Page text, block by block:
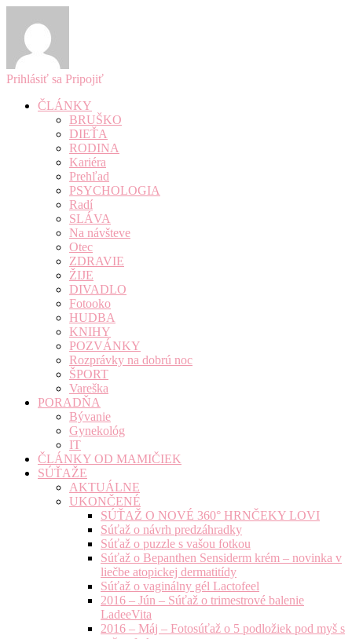
Prihlásiť sa Pripojiť
ČLÁNKY
BRUŠKO
DIEŤA
RODINA
Kariéra
Prehľad
PSYCHOLOGIA
Radí
SLÁVA
Na návšteve
Otec
ZDRAVIE
ŽIJE
DIVADLO
Fotooko
HUDBA
KNIHY
POZVÁNKY
Rozprávky na dobrú noc
ŠPORT
Vareška
PORADŇA
Bývanie
Gynekológ
IT
ČLÁNKY OD MAMIČIEK
SÚŤAŽE
AKTUÁLNE
UKONČENÉ
SÚŤAŽ O NOVÉ 360° HRNČEKY LOVI
Súťaž o návrh predzáhradky
Súťaž o puzzle s vašou fotkou
Súťaž o Bepanthen Sensiderm krém – novinka v
liečbe atopickej dermatitídy
Súťaž o vaginálny gél Lactofeel
2016 – Jún – Súťaž o trimestrové balenie
LadeeVita
2016 – Máj – Fotosúťaž o 5 podložiek pod myš s